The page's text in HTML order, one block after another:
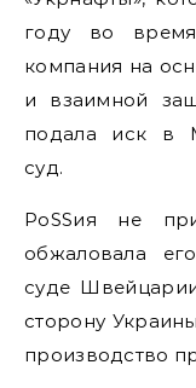
году во
компания на
и взаимной
подала иск в
суд.
РоSSия не
обжаловала
суде
сторону
производство